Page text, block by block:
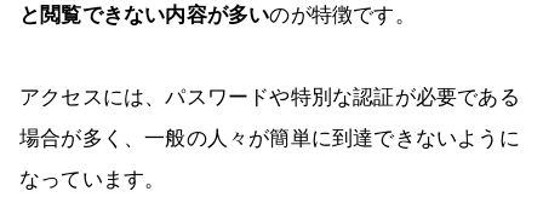
と閲覧できない内容が多いのが特徴です。
アクセスには、パスワードや特別な認証が必要である
場合が多く、一般の人々が簡単に到達できないように
なっています。